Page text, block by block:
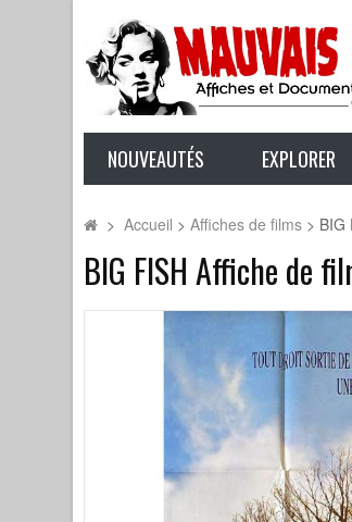
NOUVEAUTÉS EXPLORER
> Accueil > Affiches de films > BIG
BIG FISH Affiche de